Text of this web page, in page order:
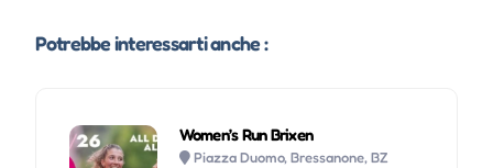
Potrebbe interessarti anche :
Women’s Run Brixen
Piazza Duomo, Bressanone, BZ